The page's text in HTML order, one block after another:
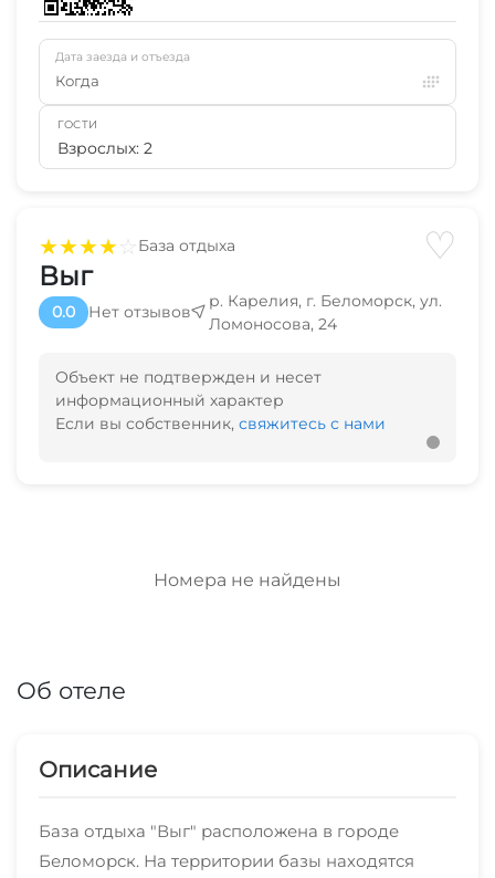
★★★★☆База отдыха ♡
Выг
0.0 Нет отзывов
р. Карелия, г. Беломорск, ул.
Ломоносова, 24
Объект не подтвержден и несет
информационный характер
Если вы собственник, свяжитесь с нами
Номера не найдены
Об отеле
Описание
База отдыха "Выг" расположена в городе
Беломорск. На территории базы находятся
Дата заезда и отъезда
Когда
ГОСТИ
Взрослых: 2